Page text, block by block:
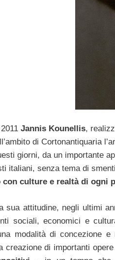
Jannis Kounellis,
di Cortonantiquaria
giorni, da un importante
italiani, senza tema di
con culture e realtà di ogni
sua attitudine, negli ultimi
sociali, economici e
modalità di concezione
creazione di importanti